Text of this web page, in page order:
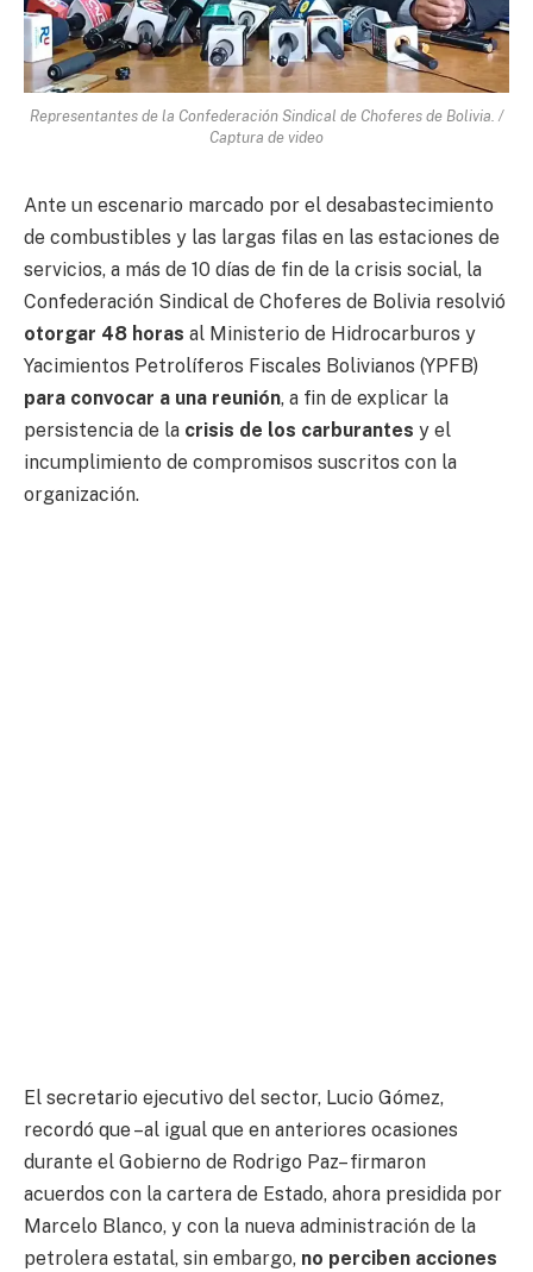
Representantes de la Confederación Sindical de Choferes de Bolivia. /
Captura de video
Ante un escenario marcado por el desabastecimiento
de combustibles y las largas filas en las estaciones de
servicios, a más de 10 días de fin de la crisis social, la
Confederación Sindical de Choferes de Bolivia resolvió
otorgar 48 horas al Ministerio de Hidrocarburos y
Yacimientos Petrolíferos Fiscales Bolivianos (YPFB)
para convocar a una reunión, a fin de explicar la
persistencia de la crisis de los carburantes y el
incumplimiento de compromisos suscritos con la
organización.
El secretario ejecutivo del sector, Lucio Gómez,
recordó que –al igual que en anteriores ocasiones
durante el Gobierno de Rodrigo Paz– firmaron
acuerdos con la cartera de Estado, ahora presidida por
Marcelo Blanco, y con la nueva administración de la
petrolera estatal, sin embargo, no perciben acciones